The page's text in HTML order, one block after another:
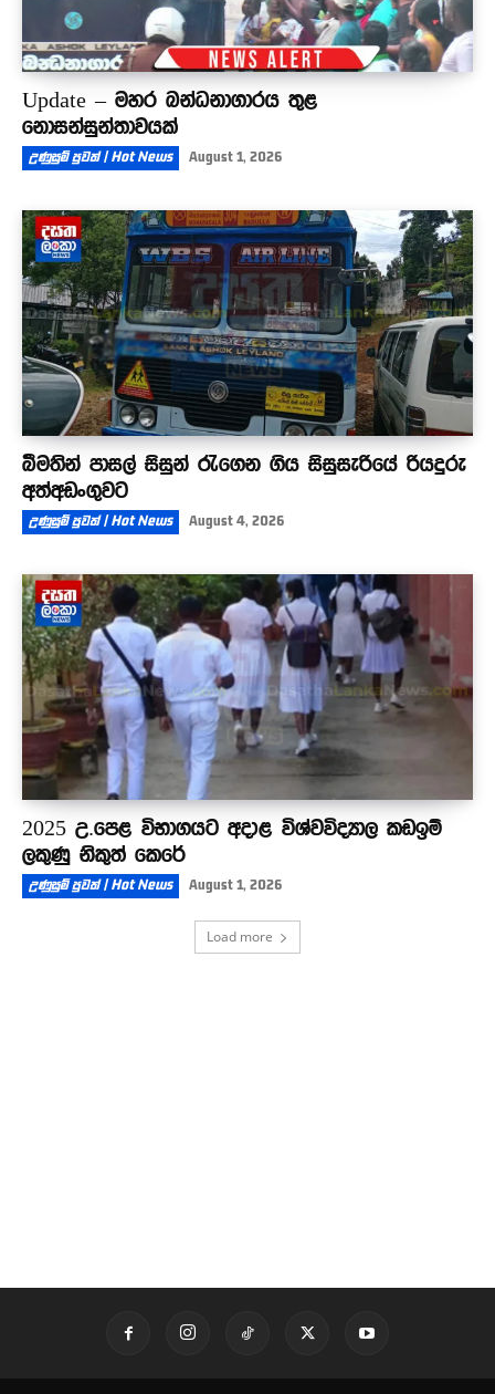
Update – මහර බන්ධනාගාරය තුළ
නොසන්සුන්තාවයක්
උණුසුම් පුවත් | Hot News August 1, 2026
බීමතින් පාසල් සිසුන් රැගෙන ගිය සිසුසැරියේ රියදුරු
අත්අඩංගුවට
උණුසුම් පුවත් | Hot News August 4, 2026
2025 උ.පෙළ විභාගයට අදාළ විශ්වවිද්‍යාල කඩඉම්
ලකුණු නිකුත් කෙරේ
උණුසුම් පුවත් | Hot News August 1, 2026
Load more